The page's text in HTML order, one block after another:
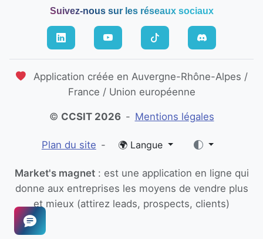
Suivez-nous sur les réseaux sociaux
Application créée en Auvergne-Rhône-Alpes /
France / Union européenne
© CCSIT 2026 - Mentions légales
Plan du site - 🌍 Langue
Market's magnet: est une application en ligne qui
donne aux entreprises les moyens de vendre plus
et mieux (attirez leads, prospects, clients)